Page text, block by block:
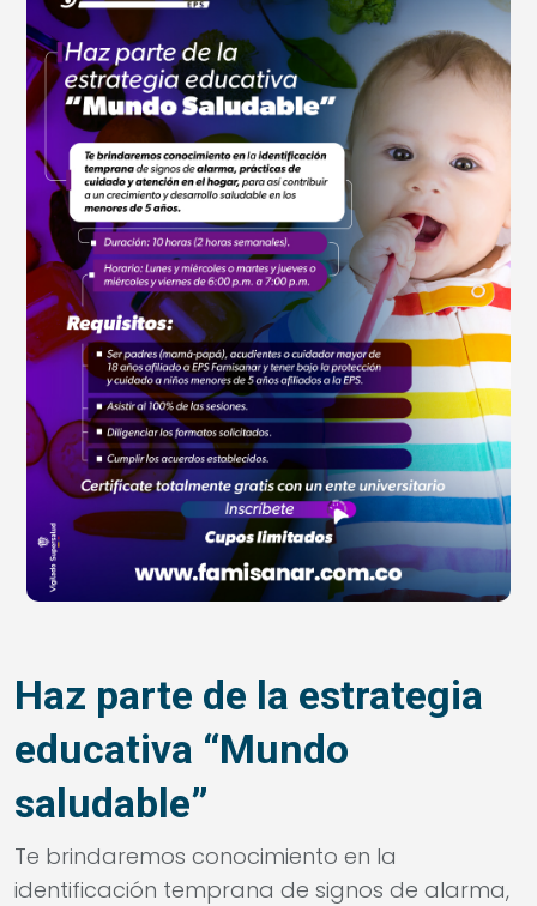
Haz parte de la estrategia
educativa “Mundo
saludable”
Te brindaremos conocimiento en la
identificación temprana de signos de alarma,